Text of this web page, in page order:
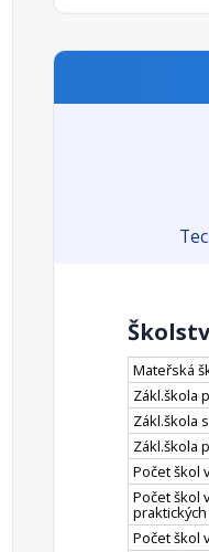
Mateřská
Zákl.škola
Zákl.škola
Zákl.škola
Počet škol
Počet škol
Počet škol